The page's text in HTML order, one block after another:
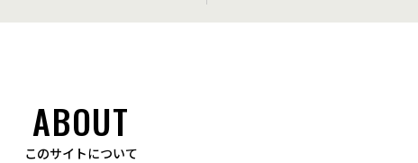
ABOUT
このサイトについて